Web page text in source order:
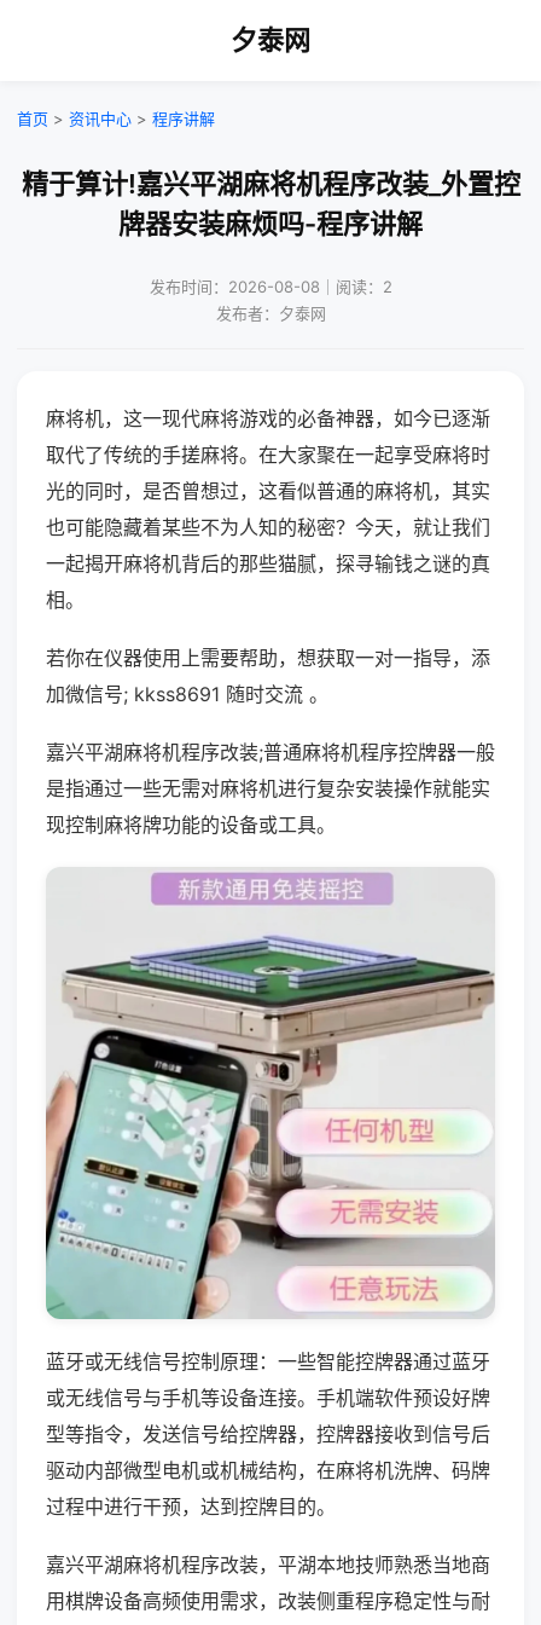
夕泰网
首页 > 资讯中心 > 程序讲解
精于算计!嘉兴平湖麻将机程序改装_外置控
牌器安装麻烦吗-程序讲解
发布时间：2026-08-08｜阅读：2
发布者：夕泰网
麻将机，这一现代麻将游戏的必备神器，如今已逐渐
取代了传统的手搓麻将。在大家聚在一起享受麻将时
光的同时，是否曾想过，这看似普通的麻将机，其实
也可能隐藏着某些不为人知的秘密？今天，就让我们
一起揭开麻将机背后的那些猫腻，探寻输钱之谜的真
相。
若你在仪器使用上需要帮助，想获取一对一指导，添
加微信号; kkss8691 随时交流 。
嘉兴平湖麻将机程序改装;普通麻将机程序控牌器一般
是指通过一些无需对麻将机进行复杂安装操作就能实
现控制麻将牌功能的设备或工具。
蓝牙或无线信号控制原理：一些智能控牌器通过蓝牙
或无线信号与手机等设备连接。手机端软件预设好牌
型等指令，发送信号给控牌器，控牌器接收到信号后
驱动内部微型电机或机械结构，在麻将机洗牌、码牌
过程中进行干预，达到控牌目的。
嘉兴平湖麻将机程序改装，平湖本地技师熟悉当地商
用棋牌设备高频使用需求，改装侧重程序稳定性与耐